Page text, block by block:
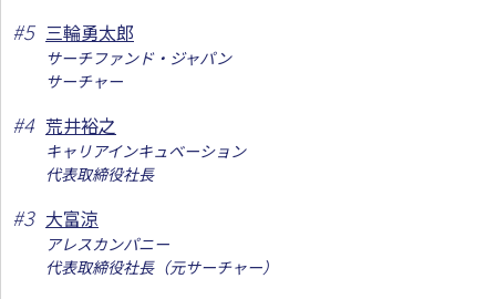
#5 三輪勇太郎
サーチファンド・ジャパン
サーチャー
#4 荒井裕之
キャリアインキュベーション
代表取締役社長
#3 大富涼
アレスカンパニー
代表取締役社長（元サーチャー）